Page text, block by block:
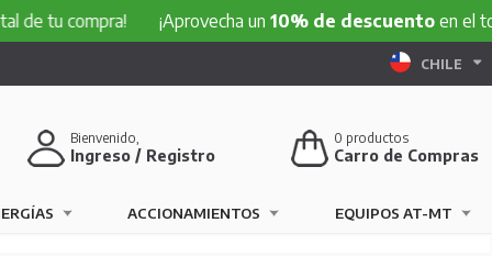
¡Aprovecha un10% de descuentoen el total de
CHILE
0 productos
Carro de Compras
Bienvenido,
Ingreso / Registro
ACCIONAMIENTOS EQUIPOS AT-MT